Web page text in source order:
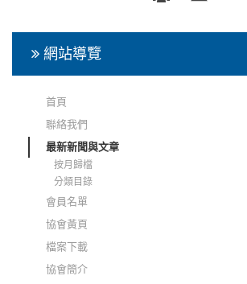
網站導覽
首頁
聯絡我們
最新新聞與文章
按月歸檔
分類目錄
會員名單
協會黃頁
檔案下載
協會簡介